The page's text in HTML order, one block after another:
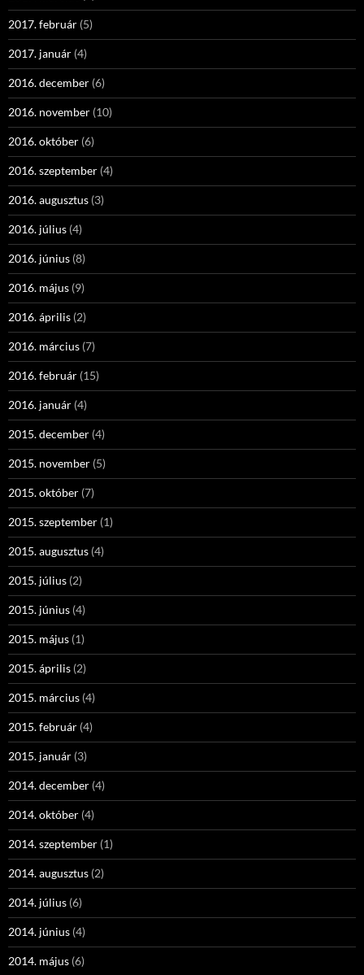
2017. február (5)
2017. január (4)
2016. december (6)
2016. november (10)
2016. október (6)
2016. szeptember (4)
2016. augusztus (3)
2016. július (4)
2016. június (8)
2016. május (9)
2016. április (2)
2016. március (7)
2016. február (15)
2016. január (4)
2015. december (4)
2015. november (5)
2015. október (7)
2015. szeptember (1)
2015. augusztus (4)
2015. július (2)
2015. június (4)
2015. május (1)
2015. április (2)
2015. március (4)
2015. február (4)
2015. január (3)
2014. december (4)
2014. október (4)
2014. szeptember (1)
2014. augusztus (2)
2014. július (6)
2014. június (4)
2014. május (6)